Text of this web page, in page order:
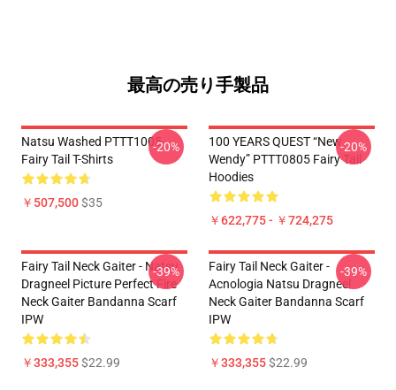
最高の売り手製品
Natsu Washed PTTT1005
Fairy Tail T-Shirts
￥507,500$35
-20%
100 YEARS QUEST “New
Wendy” PTTT0805 Fairy Tail
Hoodies
￥622,775 - ￥724,275
-20%
Fairy Tail Neck Gaiter - Natsu
Dragneel Picture Perfect Fire
Neck Gaiter Bandanna Scarf
IPW
￥333,355$22.99
-39%
Fairy Tail Neck Gaiter -
Acnologia Natsu Dragneel
Neck Gaiter Bandanna Scarf
IPW
￥333,355$22.99
-39%